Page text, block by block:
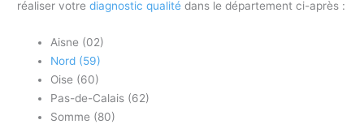
réaliser votrediagnostic qualité dans le département ci-après :
Aisne (02)
Nord (59)
Oise (60)
Pas-de-Calais (62)
Somme (80)